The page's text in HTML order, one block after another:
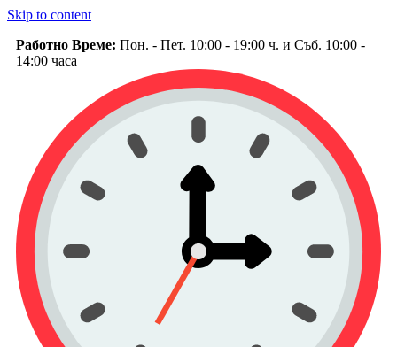
Skip to content
Работно Време: Пон. - Пет. 10:00 - 19:00 ч. и Съб. 10:00 -
14:00 часа